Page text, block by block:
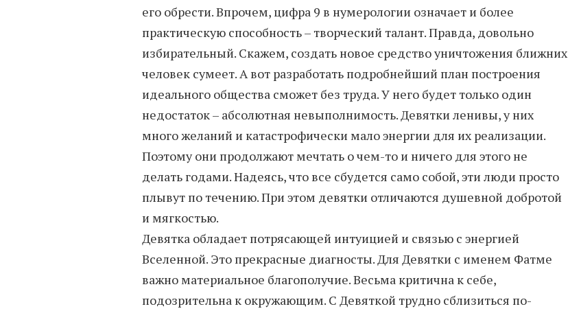
его обрести. Впрочем, цифра 9 в нумерологии означает и более
практическую способность – творческий талант. Правда, довольно
избирательный. Скажем, создать новое средство уничтожения ближних
человек сумеет. А вот разработать подробнейший план построения
идеального общества сможет без труда. У него будет только один
недостаток – абсолютная невыполнимость. Девятки ленивы, у них
много желаний и катастрофически мало энергии для их реализации.
Поэтому они продолжают мечтать о чем-то и ничего для этого не
делать годами. Надеясь, что все сбудется само собой, эти люди просто
плывут по течению. При этом девятки отличаются душевной добротой
и мягкостью.
Девятка обладает потрясающей интуицией и связью с энергией
Вселенной. Это прекрасные диагносты. Для Девятки с именем Фатме
важно материальное благополучие. Весьма критична к себе,
подозрительна к окружающим. С Девяткой трудно сблизиться по-